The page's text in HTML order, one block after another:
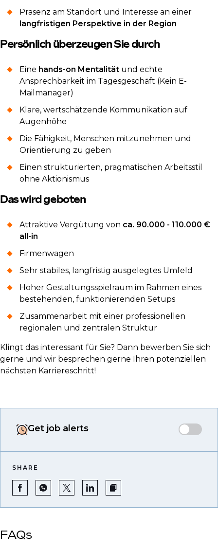
Präsenz am Standort und Interesse an einer
langfristigen Perspektive in der Region
Persönlich überzeugen Sie durch
Eine hands-on Mentalität und echte
Ansprechbarkeit im Tagesgeschäft (Kein E-
Mailmanager)
Klare, wertschätzende Kommunikation auf
Augenhöhe
Die Fähigkeit, Menschen mitzunehmen und
Orientierung zu geben
Einen strukturierten, pragmatischen Arbeitsstil
ohne Aktionismus
Das wird geboten
Attraktive Vergütung von ca. 90.000 - 110.000 €
all-in
Firmenwagen
Sehr stabiles, langfristig ausgelegtes Umfeld
Hoher Gestaltungsspielraum im Rahmen eines
bestehenden, funktionierenden Setups
Zusammenarbeit mit einer professionellen
regionalen und zentralen Struktur
Klingt das interessant für Sie? Dann bewerben Sie sich
gerne und wir besprechen gerne Ihren potenziellen
nächsten Karriereschritt!
Get job alerts
SHARE
FAQs